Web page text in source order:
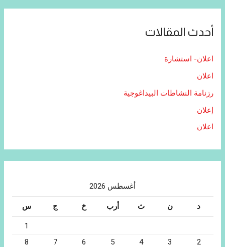
أحدث المقالات
اعلان- استشارة
اعلان
رزنامة النشاطات البيداغوجية
إعلان
اعلان
أغسطس 2026
د ن ث أرب خ ج س
1
2
3
4
5
6
7
8